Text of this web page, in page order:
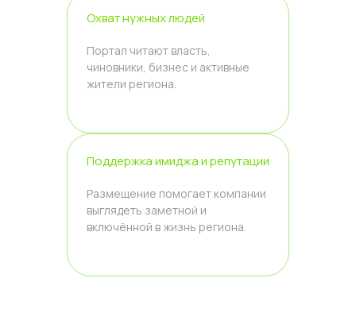
Охват нужных людей
Портал читают власть,
чиновники, бизнес и активные
жители региона.
Поддержка имиджа и репутации
Размещение помогает компании
выглядеть заметной и
включённой в жизнь региона.